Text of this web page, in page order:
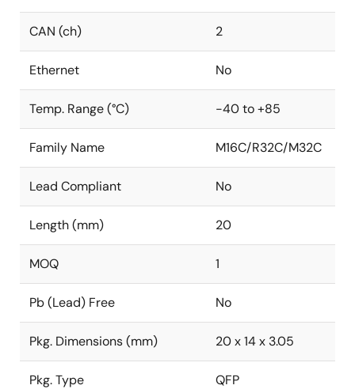
CAN (ch) 2
Ethernet No
Temp. Range (°C) -40 to +85
Family Name M16C/R32C/M32C
Lead Compliant No
Length (mm) 20
MOQ 1
Pb (Lead) Free No
Pkg. Dimensions (mm) 20 x 14 x 3.05
Pkg. Type QFP